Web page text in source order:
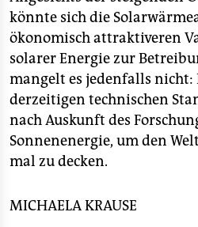
könnte sich die
ökonomisch attraktiveren
solarer Energie zur
mangelt es jedenfalls nicht:
derzeitigen technischen
nach Auskunft des
Sonnenenergie, um den
mal zu decken.
MICHAELA KRAUSE